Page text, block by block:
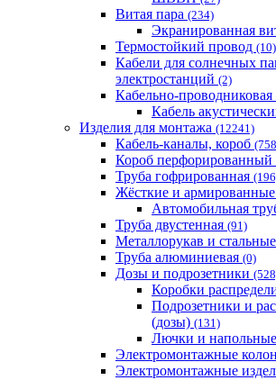
Витая пара (234)
Экранированная
Термостойкий провод (10)
Кабели для солнечных
электростанций (2)
Кабельно-
Кабель
Изделия для монтажа (12241)
Кабель-каналы, короб
Короб перфорированный
Труба гофрированная
Жёсткие и
Автомобильная
Труба двустенная (91)
Металлорукав и
Труба алюминиевая (0)
Дозы и подрозетники
Коробки
Подрозетники и
(дозы) (131)
Лючки и
Электромонтажные
Электромонтажные